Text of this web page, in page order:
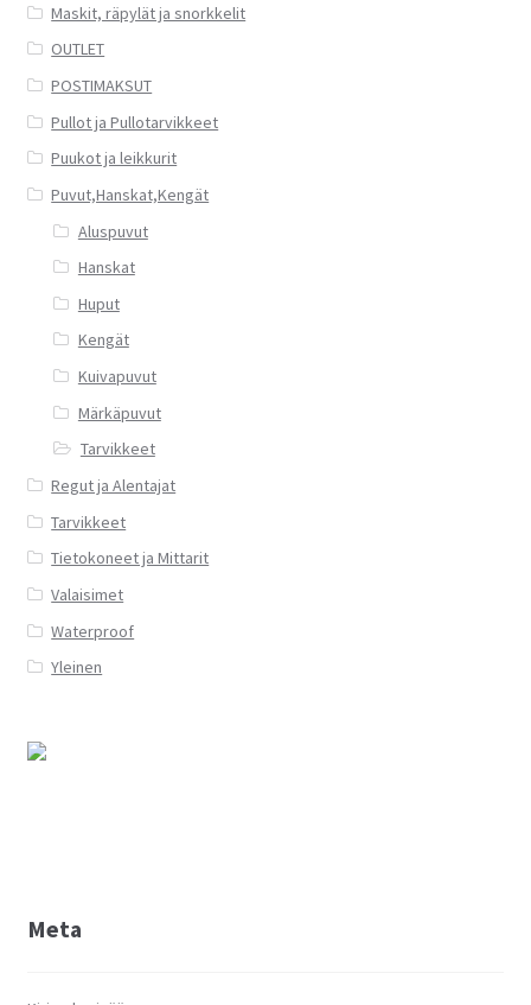
Maskit, räpylät ja snorkkelit
OUTLET
POSTIMAKSUT
Pullot ja Pullotarvikkeet
Puukot ja leikkurit
Puvut,Hanskat,Kengät
Aluspuvut
Hanskat
Huput
Kengät
Kuivapuvut
Märkäpuvut
Tarvikkeet
Regut ja Alentajat
Tarvikkeet
Tietokoneet ja Mittarit
Valaisimet
Waterproof
Yleinen
Meta